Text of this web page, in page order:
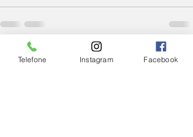
Posts Relacionados Ver tudo
Telefone Instagram Facebook